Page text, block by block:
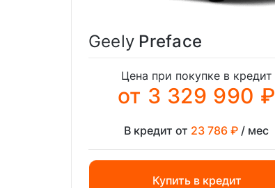
Geely Preface
Цена при покупке в кредит
от 3 329 990 ₽
В кредит от 23 786 ₽ / мес
Купить в кредит